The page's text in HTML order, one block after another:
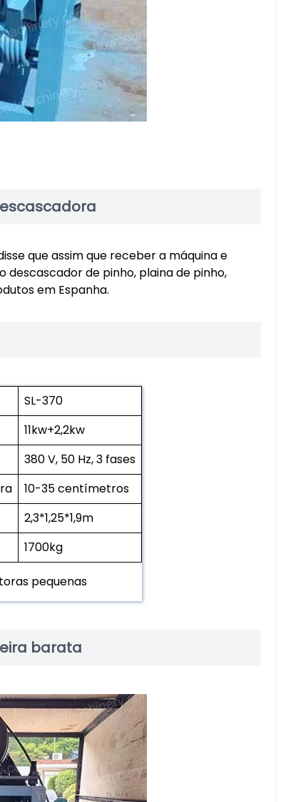
que assim que receber a máquina e
de pinho, plaina de pinho,
em Espanha.
SL-370
11kw+2,2kw
380 V, 50 Hz, 3 fases
10-35 centímetros
2,3*1,25*1,9m
1700kg
pequenas
barata